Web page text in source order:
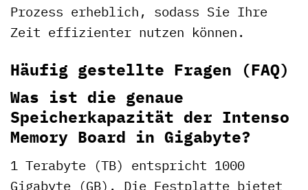
Prozess erheblich, sodass Sie Ihre
Zeit effizienter nutzen können.
Häufig gestellte Fragen (FAQ)
Was ist die genaue
Speicherkapazität der Intenso
Memory Board in Gigabyte?
1 Terabyte (TB) entspricht 1000
Gigabyte (GB). Die Festplatte bietet